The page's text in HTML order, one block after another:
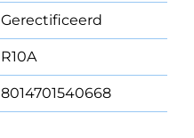
Gerectificeerd
R10A
8014701540668